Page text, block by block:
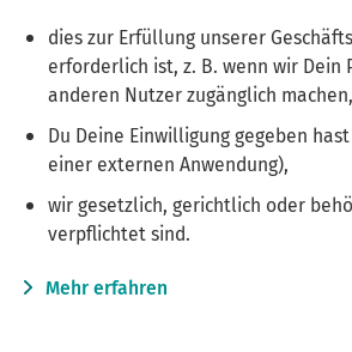
dies zur Erfüllung unserer
erforderlich ist, z. B. wenn wir Dein
anderen Nutzer zugänglich machen,
Du Deine Einwilligung gegeben
einer externen Anwendung),
wir gesetzlich, gerichtlich oder
verpflichtet sind.
Mehr erfahren